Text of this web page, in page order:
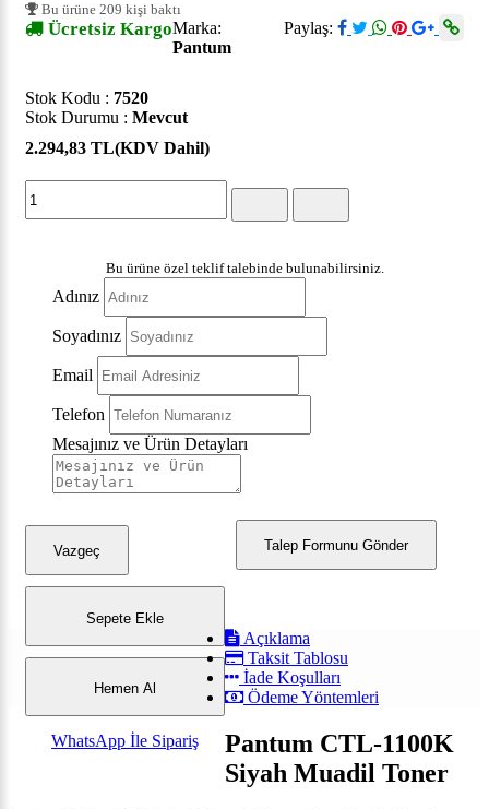
Bu ürüne 209 kişi baktı
Ücretsiz Kargo Paylaş:
Marka:
Pantum
Stok Kodu : 7520
Stok Durumu : Mevcut
2.294,83 TL(KDV Dahil)
Bu ürüne özel teklif talebinde bulunabilirsiniz.
Adınız
Soyadınız
Email
Telefon
Mesajınız ve Ürün Detayları
Talep Formunu Gönder
Vazgeç
Sepete Ekle
Hemen Al
WhatsApp İle Sipariş
Açıklama
Taksit Tablosu
İade Koşulları
Ödeme Yöntemleri
Pantum CTL-1100K
Siyah Muadil Toner